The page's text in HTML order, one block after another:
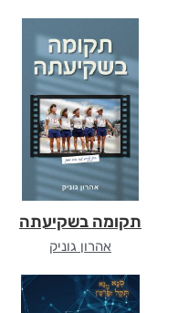
תקומה בשקיעתה
אהרון גוניק